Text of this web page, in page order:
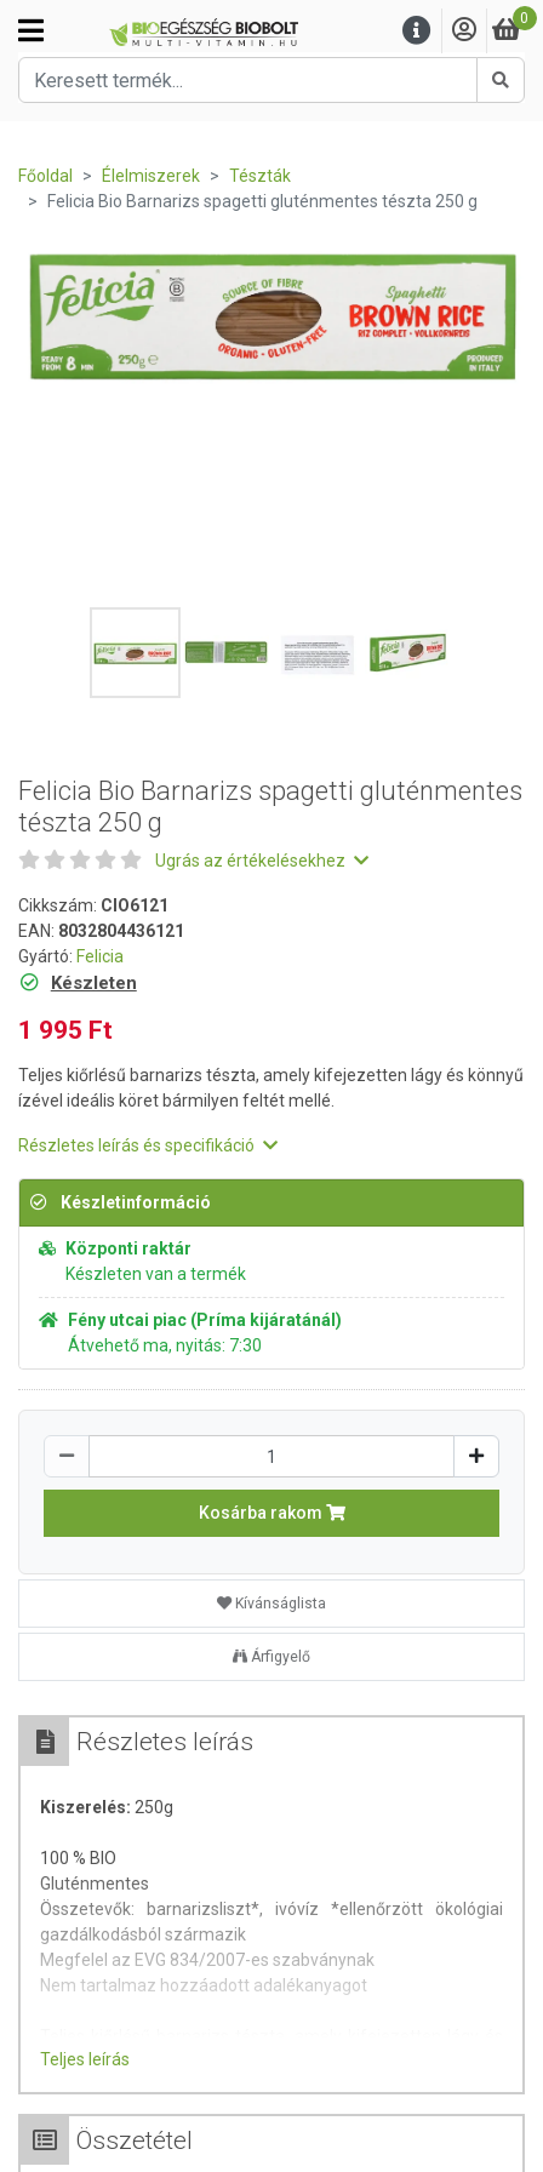
0
Főoldal Élelmiszerek
Tészták
Felicia Bio Barnarizs spagetti gluténmentes tészta 250 g
Felicia Bio Barnarizs spagetti gluténmentes
tészta 250 g
Ugrás az értékelésekhez
Cikkszám: CIO6121
EAN: 8032804436121
Gyártó: Felicia
Készleten
1 995 Ft
Teljes kiőrlésű barnarizs tészta, amely kifejezetten lágy és könnyű
ízével ideális köret bármilyen feltét mellé.
Részletes leírás és specifikáció
Készletinformáció
Központi raktár
Készleten van a termék
Fény utcai piac (Príma kijáratánál)
Átvehető ma, nyitás: 7:30
Kosárba rakom
Kívánságlista
Árfigyelő
Részletes leírás
Kiszerelés: 250g
100 % BIO
Gluténmentes
Összetevők: barnarizsliszt*, ivóvíz *ellenőrzött ökológiai
gazdálkodásból származik
Megfelel az EVG 834/2007-es szabványnak
Nem tartalmaz hozzáadott adalékanyagot
könnyű ízével ideális köret bármilyen feltét mellé. A Felicia
specialitása. Gluténmentes termékeiket szakértelemmel és
szenvedéllyel készítik, kiváló minőségű alapanyagaikat nagy
gondossággal válogatják és kíméletesen dolgozzák fel.
Teljes leírás
Összetétel